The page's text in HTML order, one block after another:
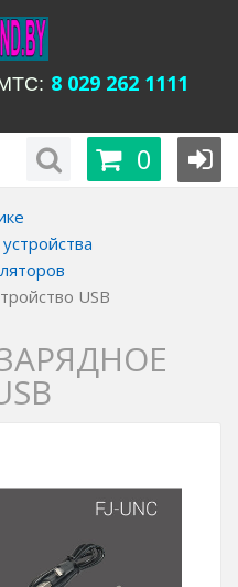
8 029 262 1111
54:будни с 15-00 до
вых
0
USB
ЗАРЯДНОЕ